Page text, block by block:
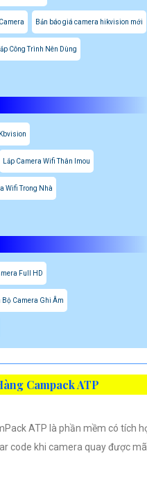
Bản báo giá camera hikvision mới
Công Trình Nên Dùng
Lắp Camera Wifi Thân Imou
Wifi Trong Nhà
Full HD
Bộ Camera Ghi Âm
Campack ATP
ATP là phần mềm có tích
code khi camera quay được mã